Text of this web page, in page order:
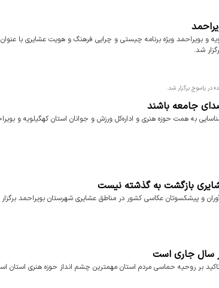
و بویراحمد ویژه برنامه چیستی و چرایی فرهنگ و هویت عشایری با
شد.
در یاسوج برگزار شد.
جامعه باشند
به همت حوزه هنری و اداره‌کل ورزش و جوانان استان کهگیلویه و
بازگشت به گذشته نیست
و پیشکسوتان عکاسی کشور در مناطق عشایری شهرستان بویراحمد
سال جاری است
بر روحیه حماسی مردم استان مهمترین چشم انداز حوزه هنری استان